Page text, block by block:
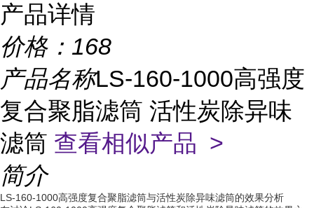
产品详情
价格： 168
产品名称LS-160-1000高强度
复合聚脂滤筒 活性炭除异味
滤筒 查看相似产品 >
简介
LS-160-1000高强度复合聚脂滤筒与活性炭除异味滤筒的效果分析